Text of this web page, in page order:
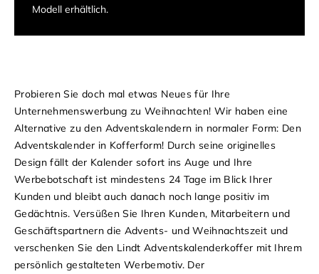
Modell erhältlich.
Probieren Sie doch mal etwas Neues für Ihre
Unternehmenswerbung zu Weihnachten! Wir haben eine
Alternative zu den Adventskalendern in normaler Form: Den
Adventskalender in Kofferform! Durch seine originelles
Design fällt der Kalender sofort ins Auge und Ihre
Werbebotschaft ist mindestens 24 Tage im Blick Ihrer
Kunden und bleibt auch danach noch lange positiv im
Gedächtnis. Versüßen Sie Ihren Kunden, Mitarbeitern und
Geschäftspartnern die Advents- und Weihnachtszeit und
verschenken Sie den Lindt Adventskalenderkoffer mit Ihrem
persönlich gestalteten Werbemotiv. Der